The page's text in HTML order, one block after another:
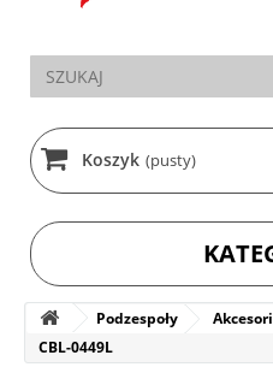
Koszyk (pusty)
Podzespoły
CBL-0449L